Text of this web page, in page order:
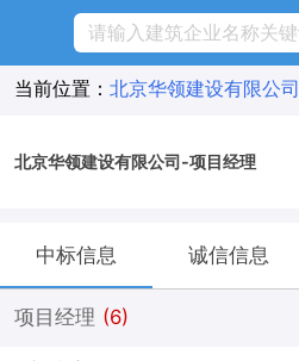
当前位置： 北京华领建设有限公司
北京华领建设有限公司-项目经理
中标信息 诚信信息
项目经理 (6)